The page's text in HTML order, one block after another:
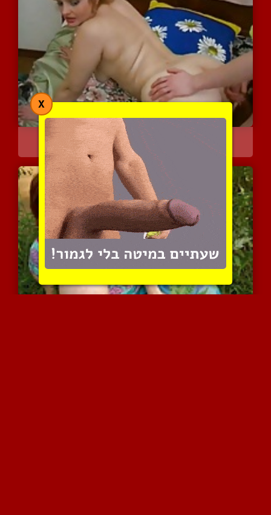
אמא שווה לא מתביישת לעשו...
11856 צפיות | 4 המלצות
X